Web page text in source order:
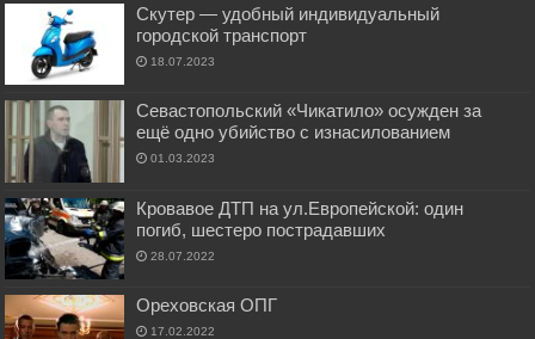
Скутер — удобный индивидуальный
городской транспорт
18.07.2023
Севастопольский «Чикатило» осужден за
ещё одно убийство с изнасилованием
01.03.2023
Кровавое ДТП на ул.Европейской: один
погиб, шестеро пострадавших
28.07.2022
Ореховская ОПГ
17.02.2022